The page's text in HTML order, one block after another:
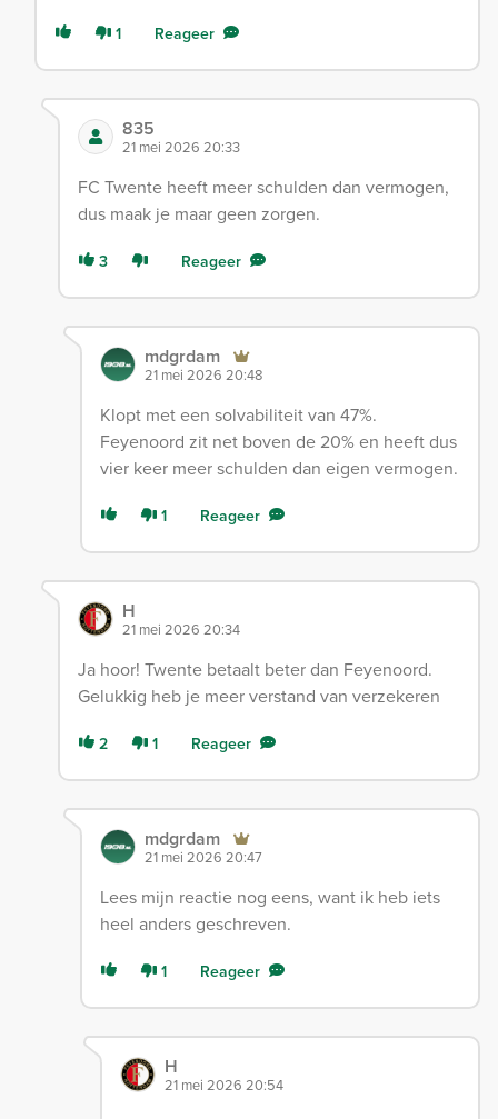
1 Reageer
835
21 mei 2026 20:33
FC Twente heeft meer schulden dan vermogen,
dus maak je maar geen zorgen.
3 Reageer
mdgrdam
21 mei 2026 20:48
Klopt met een solvabiliteit van 47%.
Feyenoord zit net boven de 20% en heeft dus
vier keer meer schulden dan eigen vermogen.
1 Reageer
H
21 mei 2026 20:34
Ja hoor! Twente betaalt beter dan Feyenoord.
Gelukkig heb je meer verstand van verzekeren
2 1 Reageer
mdgrdam
21 mei 2026 20:47
Lees mijn reactie nog eens, want ik heb iets
heel anders geschreven.
1 Reageer
H
21 mei 2026 20:54